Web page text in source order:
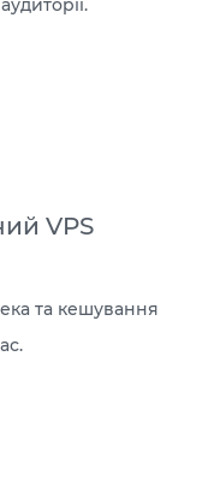
VPS
та кешування